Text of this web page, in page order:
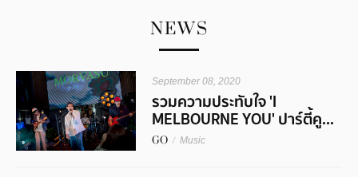
NEWS
September 08, 2020
รวมความประทับใจ 'I
MELBOURNE YOU' ปาร์ตี้คู...
GO / Music